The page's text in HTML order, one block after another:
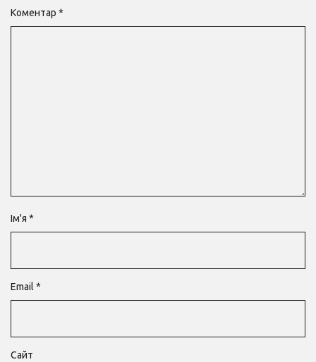
Коментар *
Ім'я *
Email *
Сайт